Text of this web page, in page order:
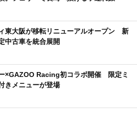
東大阪が移転リニューアルオープン 新
中古車を統合展開
×GAZOO Racing初コラボ開催 限定ミ
きメニューが登場